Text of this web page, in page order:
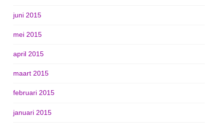
juni 2015
mei 2015
april 2015
maart 2015
februari 2015
januari 2015